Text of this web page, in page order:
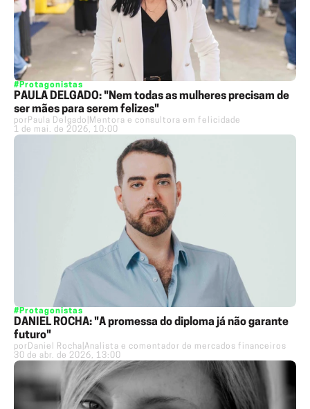
#Protagonistas
PAULA DELGADO: "Nem todas as mulheres precisam de
ser mães para serem felizes"
por Paula Delgado Mentora e consultora em felicidade
1 de mai. de 2026, 10:00
#Protagonistas
DANIEL ROCHA: "A promessa do diploma já não garante
futuro"
por Daniel Rocha Analista e comentador de mercados financeiros
30 de abr. de 2026, 13:00